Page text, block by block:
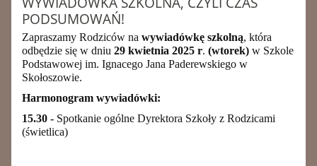
PODSUMOWAŃ!
Zapraszamy Rodziców na wywiadówkę szkolną, która
odbędzie się w dniu 29 kwietnia 2025 r. (wtorek) w Szkole
Podstawowej im. Ignacego Jana Paderewskiego w
Skołoszowie.
Harmonogram wywiadówki:
15.30 - Spotkanie ogólne Dyrektora Szkoły z Rodzicami
(świetlica)